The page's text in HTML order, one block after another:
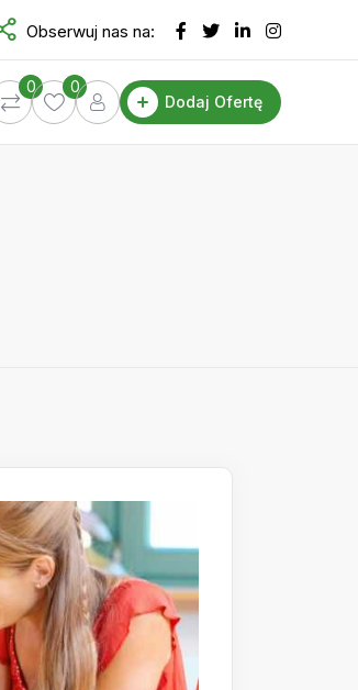
Obserwuj nas na:
0
0
Dodaj Ofertę